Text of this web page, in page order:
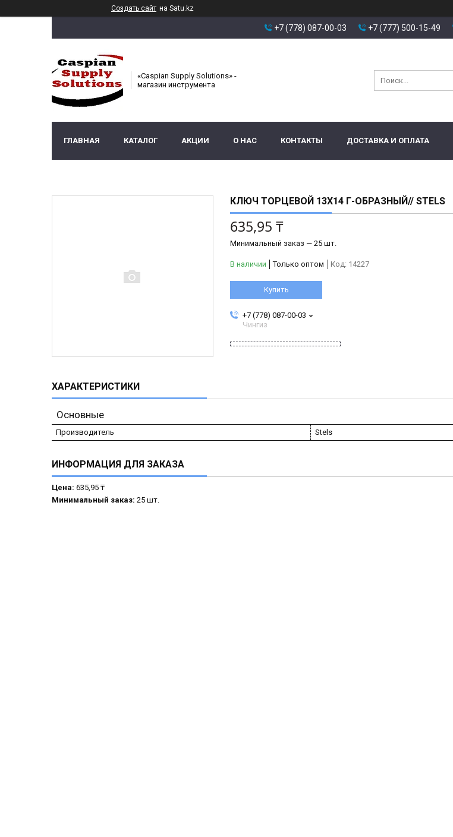
Создать сайт на Satu.kz
+7 (778) 087-00-03 +7 (777) 500-15-49
«Caspian Supply Solutions» -
магазин инструмента
ГЛАВНАЯ КАТАЛОГ АКЦИИ О НАС КОНТАКТЫ ДОСТАВКА И ОПЛАТА
КЛЮЧ ТОРЦЕВОЙ 13Х14 Г-ОБРАЗНЫЙ// STELS
635,95 ₸
Минимальный заказ — 25 шт.
В наличии Только оптом Код: 14227
Купить
+7 (778) 087-00-03
Чингиз
ХАРАКТЕРИСТИКИ
Основные
Производитель Stels
ИНФОРМАЦИЯ ДЛЯ ЗАКАЗА
Цена: 635,95 ₸
Минимальный заказ: 25 шт.